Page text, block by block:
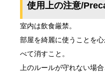
使用上の注意/
室内は飲食厳禁。
部屋を綺麗に使うことを
べて消すこと。
上のルールが守れない場